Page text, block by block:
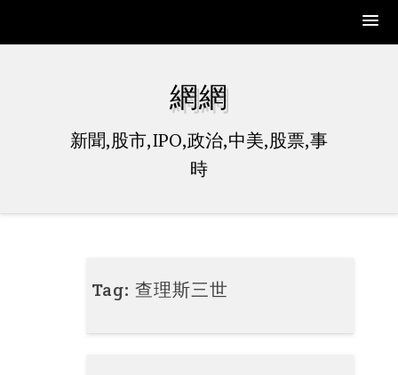
網網
新聞,股市,IPO,政治,中美,股票,事
時
Tag:查理斯三世